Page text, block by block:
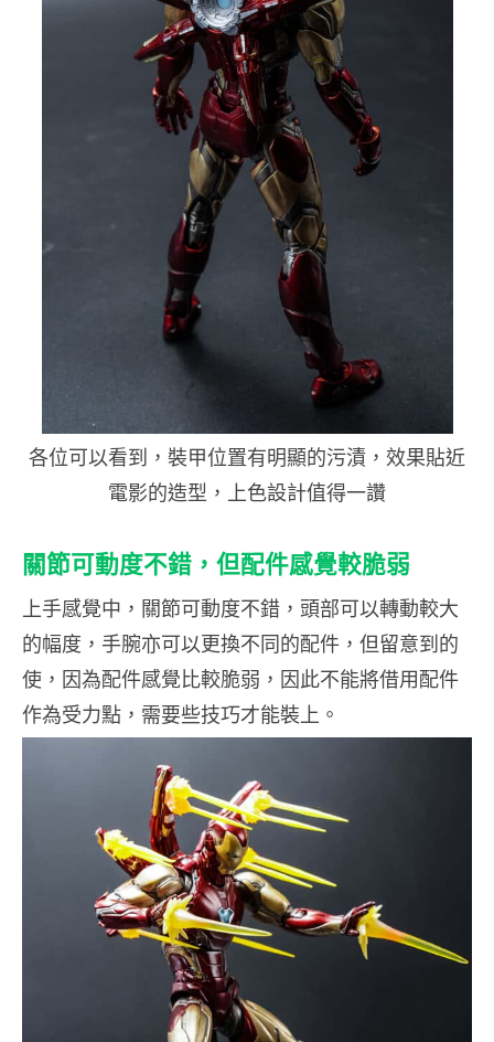
各位可以看到，裝甲位置有明顯的污漬，效果貼近
電影的造型，上色設計值得一讚
關節可動度不錯，但配件感覺較脆弱
上手感覺中，關節可動度不錯，頭部可以轉動較大
的幅度，手腕亦可以更換不同的配件，但留意到的
使，因為配件感覺比較脆弱，因此不能將借用配件
作為受力點，需要些技巧才能裝上。